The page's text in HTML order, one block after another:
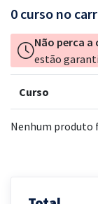
0 curso no
Não perca a
estão
Curso
Nenhum produto